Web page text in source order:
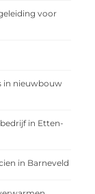
voor
in nieuwbouw
in Etten-
in Barneveld